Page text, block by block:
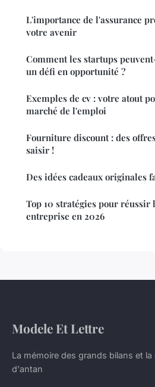
L'importance de l'assurance
votre avenir
Comment les startups
un défi en opportunité ?
Exemples de cv : votre atout
marché de l'emploi
Fourniture discount : des
saisir !
Des idées cadeaux originales
Top 10 stratégies pour réussir
entreprise en 2026
Modele Et Lettre
La mémoire des grands bilans et
d'antan